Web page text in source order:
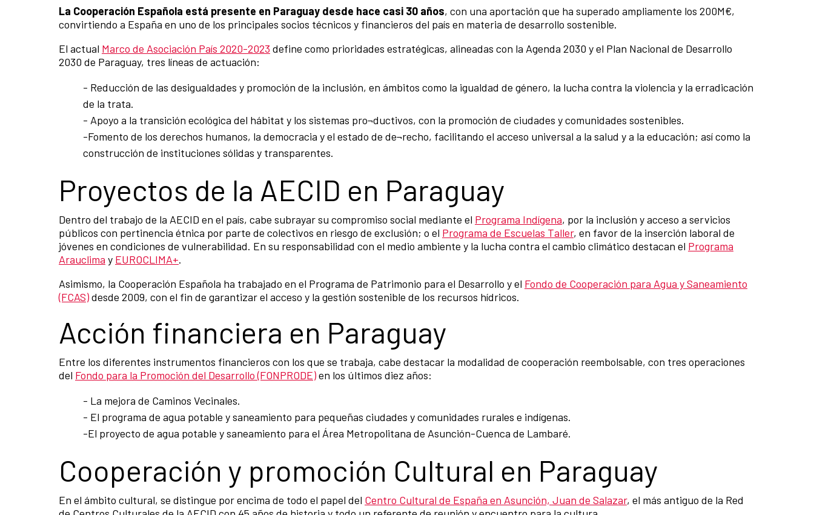
La Cooperación Española está presente en Paraguay desde hace casi 30 años, con una aportación que ha superado ampliamente los 200M€,
convirtiendo a España en uno de los principales socios técnicos y financieros del país en materia de desarrollo sostenible.
El actual Marco de Asociación País 2020-2023 define como prioridades estratégicas, alineadas con la Agenda 2030 y el Plan Nacional de Desarrollo
2030 de Paraguay, tres líneas de actuación:
- Reducción de las desigualdades y promoción de la inclusión, en ámbitos como la igualdad de género, la lucha contra la violencia y la erradicación
de la trata.
- Apoyo a la transición ecológica del hábitat y los sistemas pro¬ductivos, con la promoción de ciudades y comunidades sostenibles.
-Fomento de los derechos humanos, la democracia y el estado de de¬recho, facilitando el acceso universal a la salud y a la educación; así como la
construcción de instituciones sólidas y transparentes.
Proyectos de la AECID en Paraguay
Dentro del trabajo de la AECID en el país, cabe subrayar su compromiso social mediante el Programa Indígena, por la inclusión y acceso a servicios
públicos con pertinencia étnica por parte de colectivos en riesgo de exclusión; o el Programa de Escuelas Taller, en favor de la inserción laboral de
jóvenes en condiciones de vulnerabilidad. En su responsabilidad con el medio ambiente y la lucha contra el cambio climático destacan el Programa
Arauclima y EUROCLIMA+.
Asimismo, la Cooperación Española ha trabajado en el Programa de Patrimonio para el Desarrollo y el Fondo de Cooperación para Agua y Saneamiento
(FCAS)desde 2009, con el fin de garantizar el acceso y la gestión sostenible de los recursos hídricos.
Acción financiera en Paraguay
Entre los diferentes instrumentos financieros con los que se trabaja, cabe destacar la modalidad de cooperación reembolsable, con tres operaciones
del Fondo para la Promoción del Desarrollo (FONPRODE)en los últimos diez años:
- La mejora de Caminos Vecinales.
- El programa de agua potable y saneamiento para pequeñas ciudades y comunidades rurales e indígenas.
-El proyecto de agua potable y saneamiento para el Área Metropolitana de Asunción-Cuenca de Lambaré.
Cooperación y promoción Cultural en Paraguay
En el ámbito cultural, se distingue por encima de todo el papel del Centro Cultural de España en Asunción, Juan de Salazar, el más antiguo de la Red